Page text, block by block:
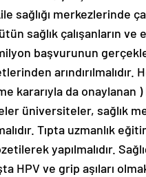
sağlığı merkezlerinde
sağlık çalışanların
milyon başvurunun
arındırılmalıdır.
kararıyla da onaylanan
üniversiteler, sağlık
Tıpta uzmanlık
yapılmalıdır.
HPV ve grip aşıları